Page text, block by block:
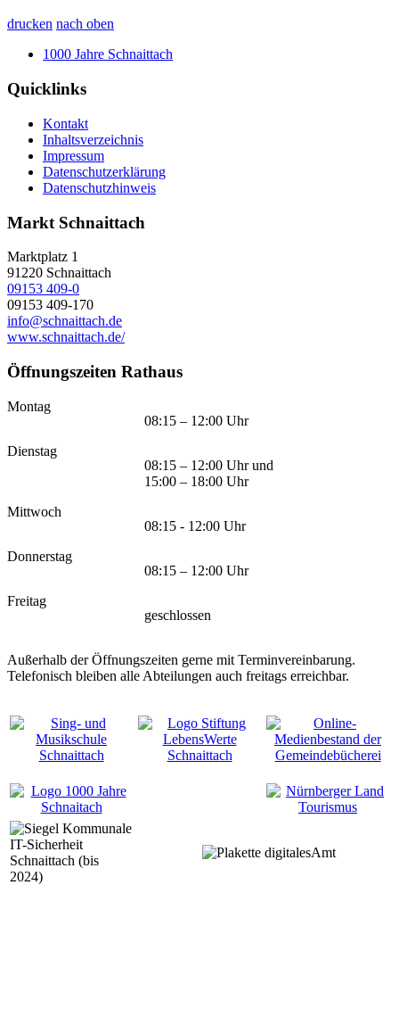
drucken nach oben
1000 Jahre Schnaittach
Quicklinks
Kontakt
Inhaltsverzeichnis
Impressum
Datenschutzerklärung
Datenschutzhinweis
Markt Schnaittach
Marktplatz 1
91220 Schnaittach
09153 409-0
09153 409-170
info@schnaittach.de
www.schnaittach.de/
Öffnungszeiten Rathaus
Montag
08:15 – 12:00 Uhr
Dienstag
08:15 – 12:00 Uhr und
15:00 – 18:00 Uhr
Mittwoch
08:15 - 12:00 Uhr
Donnerstag
08:15 – 12:00 Uhr
Freitag
geschlossen
Außerhalb der Öffnungszeiten gerne mit Terminvereinbarung.
Telefonisch bleiben alle Abteilungen auch freitags erreichbar.